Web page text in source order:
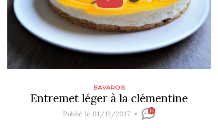
BAVAROIS
Entremet léger à la clémentine
Publié le 01/12/2017 14